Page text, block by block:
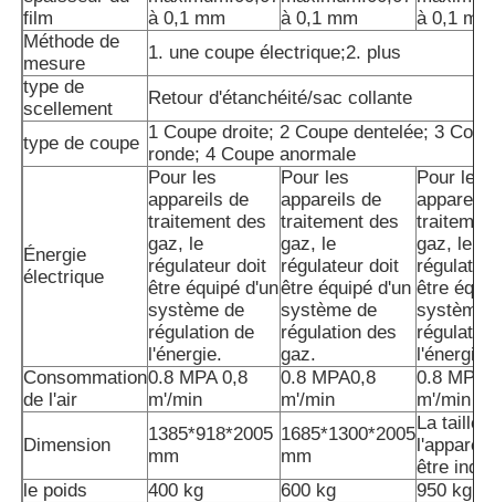
Machine d'emballage à comptage visuel
Machine à emballer des poids à plusieurs têtes
Machine d'emballage de poudre
Autre appareil
Services de transformation des emballages
Matériau d'emballage
Ligne de production spécialisée
film
à 0,1 mm
à 0,1 mm
à 0,1 mm
Méthode de
mesure
1. une coupe électrique;2. plus
type de
scellement
Retour d'étanchéité/sac collante
type de coupe
1 Coupe droite; 2 Coupe dentelée; 3
ronde; 4 Coupe anormale
Énergie
électrique
Pour les
appareils de
traitement des
gaz, le
régulateur doit
être équipé d'un
système de
régulation de
l'énergie.
Pour les
appareils de
traitement des
gaz, le
régulateur doit
être équipé d'un
système de
régulation des
gaz.
Pour les
gaz, le
être
système
l'énergie.
Consommation
de l'air
0.8 MPA 0,8
m'/min
0.8 MPA0,8
m'/min
0.8 MPA
m'/min
Dimension
1385*918*2005
mm
1685*1300*2005
mm
La taille
l'appareil
être
le poids
400 kg 600 kg
950 kg